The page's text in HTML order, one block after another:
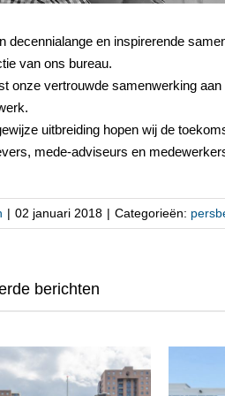
decennialange en inspirerende
van ons bureau.
onze vertrouwde samenwerking
uitbreiding hopen wij de
mede-adviseurs en
| 02 januari 2018 | Categorieën:
berichten